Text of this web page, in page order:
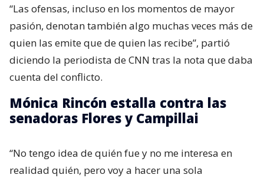
“Las ofensas, incluso en los momentos de mayor
pasión, denotan también algo muchas veces más de
quien las emite que de quien las recibe”, partió
diciendo la periodista de CNN tras la nota que daba
cuenta del conflicto.
Mónica Rincón estalla contra las
senadoras Flores y Campillai
“No tengo idea de quién fue y no me interesa en
realidad quién, pero voy a hacer una sola